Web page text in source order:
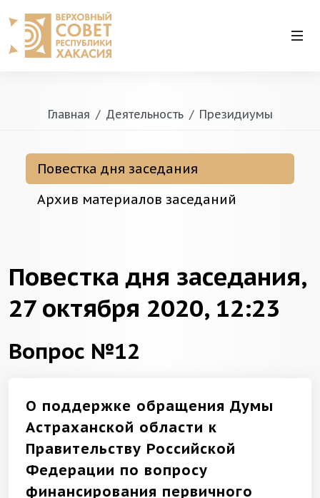
Главная Деятельность Президиумы
Повестка дня заседания
Архив материалов заседаний
Повестка дня заседания,
27 октября 2020, 12:23
Вопрос №12
О поддержке обращения Думы
Астраханской области к
Правительству Российской
Федерации по вопросу
финансирования первичного